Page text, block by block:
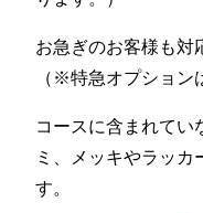
お急ぎのお客様も対
（※特急オプション
コースに含まれてい
ミ、メッキやラッカ
す。